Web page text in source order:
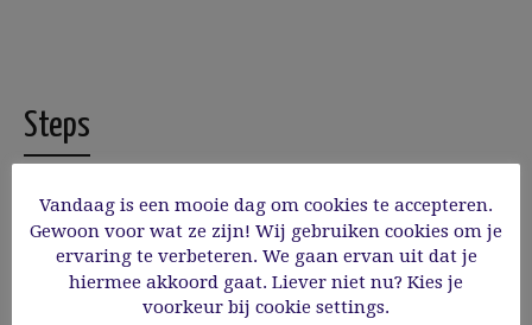
Steps
1
Was de aardappelen en kook ze in de schil,
eventueel met een laurierblad gaar. Laat ze
lichtjes afkoelen, pel ze en snijd ze in
Vandaag is een mooie dag om cookies te accepteren.
Gewoon voor wat ze zijn! Wij gebruiken cookies om je
ervaring te verbeteren. We gaan ervan uit dat je
hiermee akkoord gaat. Liever niet nu? Kies je
voorkeur bij cookie settings.